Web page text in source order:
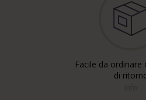
Facile da ordinare
di